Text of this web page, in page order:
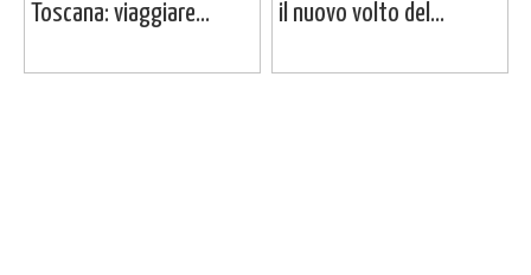
Toscana: viaggiare...
il nuovo volto del...